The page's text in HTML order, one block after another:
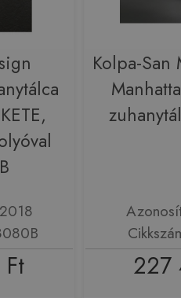
Kolpa-San
227